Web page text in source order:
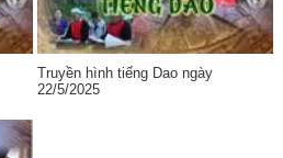
Truyền hình tiếng Dao ngày
22/5/2025